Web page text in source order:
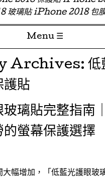
玻璃貼 iPhone 2018 包
Menu ☰
Archives:低
護貼
玻璃貼完整指南
的螢幕保護選擇
幅增加，「低藍光護眼玻